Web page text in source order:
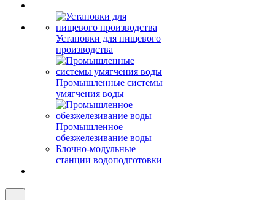
Установки для пищевого
производства
Промышленные системы
умягчения воды
Промышленное
обезжелезивание воды
Блочно-модульные
станции водоподготовки